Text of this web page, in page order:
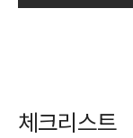
체크리스트